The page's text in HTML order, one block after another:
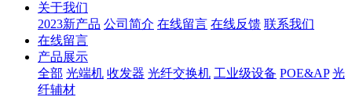
关于我们
2023新产品 公司简介 在线留言 在线反馈 联系我们
在线留言
产品展示
全部 光端机 收发器 光纤交换机 工业级设备 POE&AP 光
纤辅材